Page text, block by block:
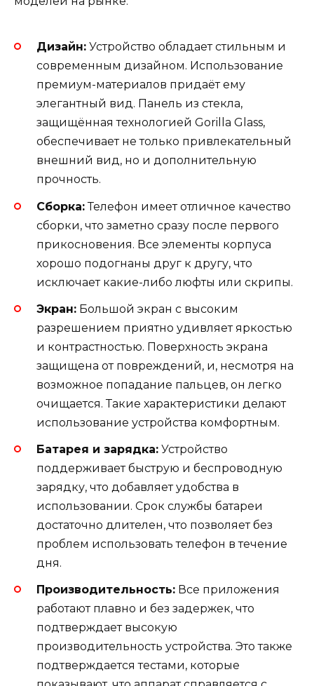
Дизайн: Устройство обладает стильным и
современным дизайном. Использование
премиум-материалов придаёт ему
элегантный вид. Панель из стекла,
защищённая технологией Gorilla Glass,
обеспечивает не только привлекательный
внешний вид, но и дополнительную
прочность.
Сборка:Телефон имеет отличное качество
сборки, что заметно сразу после первого
прикосновения. Все элементы корпуса
хорошо подогнаны друг к другу, что
исключает какие-либо люфты или скрипы.
Экран: Большой экран с высоким
разрешением приятно удивляет яркостью
и контрастностью. Поверхность экрана
защищена от повреждений, и, несмотря на
возможное попадание пальцев, он легко
очищается. Такие характеристики делают
использование устройства комфортным.
Батарея и зарядка: Устройство
поддерживает быструю и беспроводную
зарядку, что добавляет удобства в
использовании. Срок службы батареи
достаточно длителен, что позволяет без
проблем использовать телефон в течение
дня.
Производительность: Все приложения
работают плавно и без задержек, что
подтверждает высокую
производительность устройства. Это также
подтверждается тестами, которые